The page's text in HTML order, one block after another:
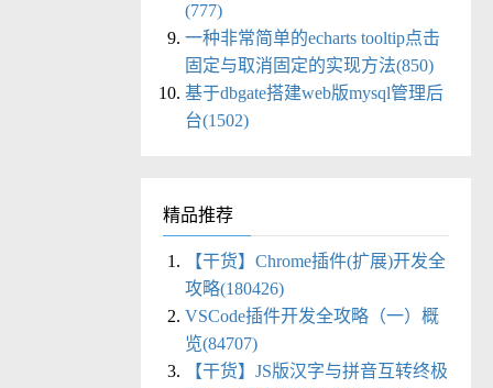
(777)
一种非常简单的echarts tooltip点击
固定与取消固定的实现方法(850)
基于dbgate搭建web版mysql管理后
台(1502)
精品推荐
【干货】Chrome插件(扩展)开发全
攻略(180426)
VSCode插件开发全攻略（一）概
览(84707)
【干货】JS版汉字与拼音互转终极